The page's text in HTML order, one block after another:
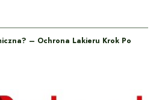
– Ochrona Lakieru Krok Po